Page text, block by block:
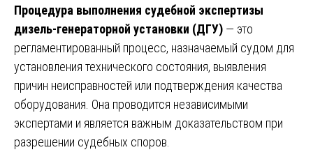
Процедура выполнения судебной экспертизы
дизель-генераторной установки (ДГУ) — это
регламентированный процесс, назначаемый судом для
установления технического состояния, выявления
причин неисправностей или подтверждения качества
оборудования. Она проводится независимыми
экспертами и является важным доказательством при
разрешении судебных споров.